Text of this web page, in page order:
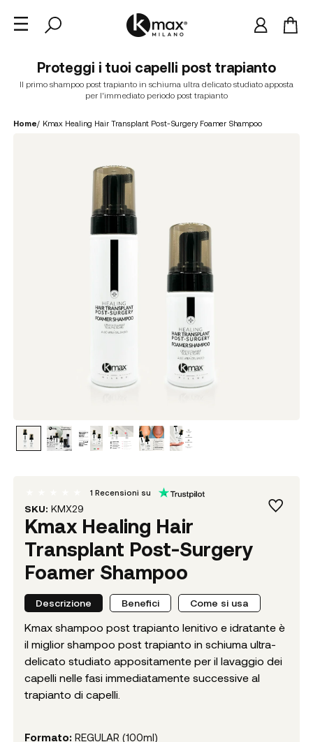
Proteggi i tuoi capelli post trapianto
Il primo shampoo post trapianto in schiuma ultra delicato studiato apposta
per l'immediato periodo post trapianto
Home/ Kmax Healing Hair Transplant Post-Surgery Foamer Shampoo
SKU: KMX29
Kmax Healing Hair
Transplant Post-Surgery
Foamer Shampoo
1 Recensioni su
Descrizione Benefici Come si usa
Kmax shampoo post trapianto lenitivo e idratante è
il miglior shampoo post trapianto in schiuma ultra-
delicato studiato appositamente per il lavaggio dei
capelli nelle fasi immediatamente successive al
trapianto di capelli.
Formato: REGULAR (100ml)